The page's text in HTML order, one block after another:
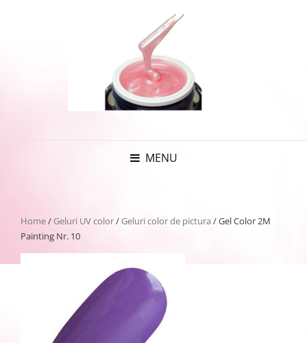
MENU
Home/Geluri UV color/Geluri color de pictura/ Gel Color 2M
Painting Nr. 10